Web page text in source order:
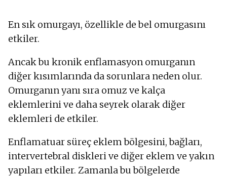
En sık omurgayı, özellikle de bel omurgasını
etkiler.
Ancak bu kronik enflamasyon omurganın
diğer kısımlarında da sorunlara neden olur.
Omurganın yanı sıra omuz ve kalça
eklemlerini ve daha seyrek olarak diğer
eklemleri de etkiler.
Enflamatuar süreç eklem bölgesini, bağları,
intervertebral diskleri ve diğer eklem ve yakın
yapıları etkiler. Zamanla bu bölgelerde